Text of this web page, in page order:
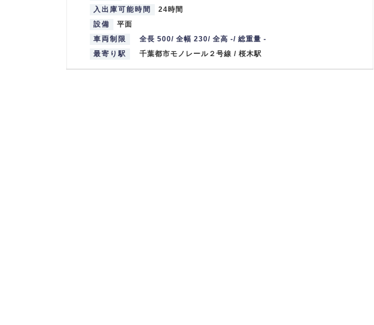
入出庫可能時間
24時間
設備
平面
車両制限
全長 500/ 全幅 230/ 全高 -/ 総重量 -
最寄り駅
千葉都市モノレール２号線 / 桜木駅